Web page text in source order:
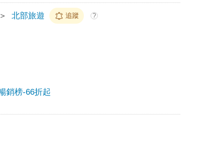
北部旅遊 追蹤 ?
銷榜-66折起